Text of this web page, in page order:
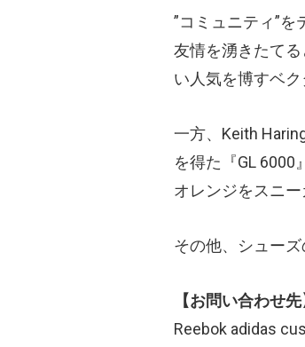
”コミュニティ”を
友情を湧きたて
い人気を博すベ
一方、Keith
を得た『GL 6000
オレンジをスニー
その他、シュー
【お問い合わせ先
Reebok adidas